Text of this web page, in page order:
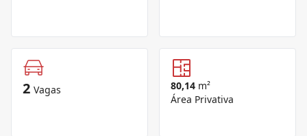
2 Vagas 80,14 m²
Área Privativa